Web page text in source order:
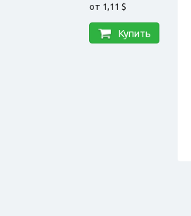
от 1,11 $
Купить